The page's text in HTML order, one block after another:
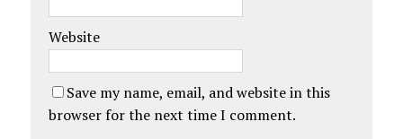
Website
Save my name, email, and website in this
browser for the next time I comment.